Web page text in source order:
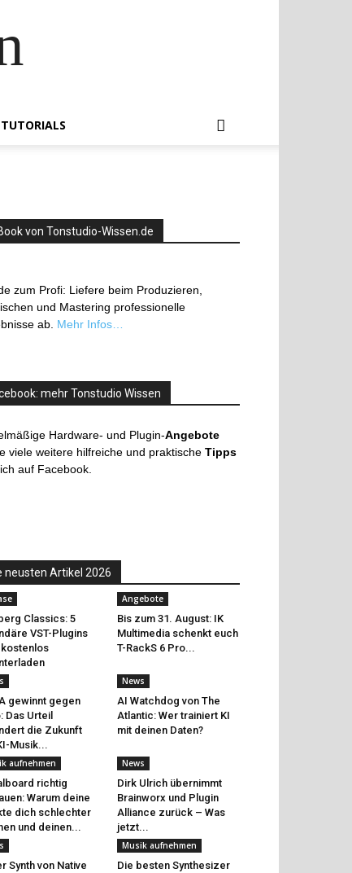
von Tonstudio-Wissen.de
zum Profi: Liefere beim Produzieren,
und Mastering professionelle
ab. Mehr Infos…
mehr Tonstudio Wissen
Hardware- und Plugin-Angebote
viele weitere hilfreiche und praktische Tipps
auf Facebook.
neusten Artikel 2026
Classics: 5
VST-Plugins
Angebote
Bis zum 31. August: IK
Multimedia schenkt euch
T-RackS 6 Pro...
gewinnt gegen
Das Urteil
die Zukunft
Musik...
News
AI Watchdog von The
Atlantic: Wer trainiert KI
mit deinen Daten?
aufnehmen
richtig
Warum deine
dich schlechter
und deinen...
News
Dirk Ulrich übernimmt
Brainworx und Plugin
Alliance zurück – Was
jetzt...
Synth von Native
Musik aufnehmen
Die besten Synthesizer